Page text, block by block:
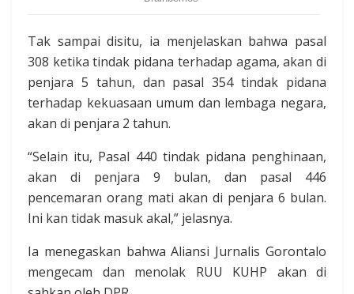
Tak sampai disitu, ia menjelaskan bahwa pasal
308 ketika tindak pidana terhadap agama, akan di
penjara 5 tahun, dan pasal 354 tindak pidana
terhadap kekuasaan umum dan lembaga negara,
akan di penjara 2 tahun.
“Selain itu, Pasal 440 tindak pidana penghinaan,
akan di penjara 9 bulan, dan pasal 446
pencemaran orang mati akan di penjara 6 bulan.
Ini kan tidak masuk akal,” jelasnya.
Ia menegaskan bahwa Aliansi Jurnalis Gorontalo
mengecam dan menolak RUU KUHP akan di